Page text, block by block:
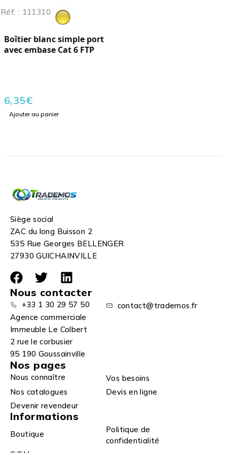
Réf. : 111310
Boîtier blanc simple port
avec embase Cat 6 FTP
6,35€
Ajouter au panier
Siège social
ZAC du long Buisson 2
535 Rue Georges BELLENGER
27930 GUICHAINVILLE
Nous contacter
+33 1 30 29 57 50
contact@trademos.fr
Agence commerciale
Immeuble Le Colbert
2 rue le corbusier
95 190 Goussainville
Nos pages
Nous connaître
Vos besoins
Nos catalogues
Devis en ligne
Devenir revendeur
Informations
Boutique
Politique de
confidentialité